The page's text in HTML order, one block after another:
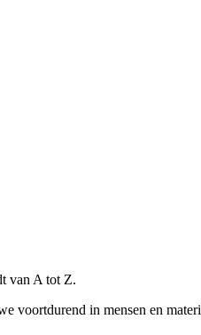
van A tot Z.
in mensen en